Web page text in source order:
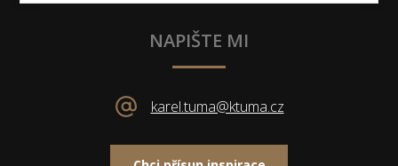
NAPIŠTE MI
karel.tuma@ktuma.cz